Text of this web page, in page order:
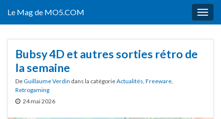
Le Mag de MO5.COM
Bubsy 4D et autres sorties rétro de
la semaine
DeGuillaume Verdin dans la catégorieActualités, Freeware,
Retrogaming
24 mai 2026